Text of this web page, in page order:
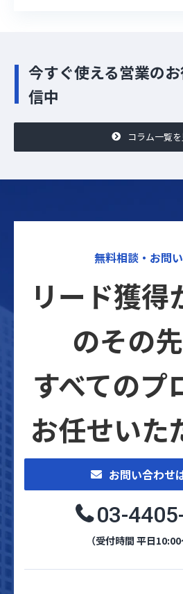
今すぐ使える営業の
信中
コラム一覧
無料相談・お問
リード獲得
のその
すべてのプ
お任せいた
お問い合わせ
03-
（受付時間 平日10:00